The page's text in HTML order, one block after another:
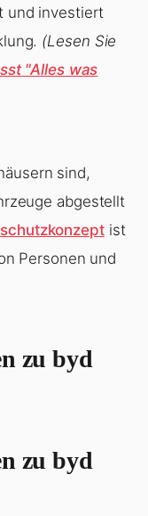
und investiert
(Lesen Sie
"Alles was
sind,
abgestellt
ist
Personen und
zu byd
zu byd